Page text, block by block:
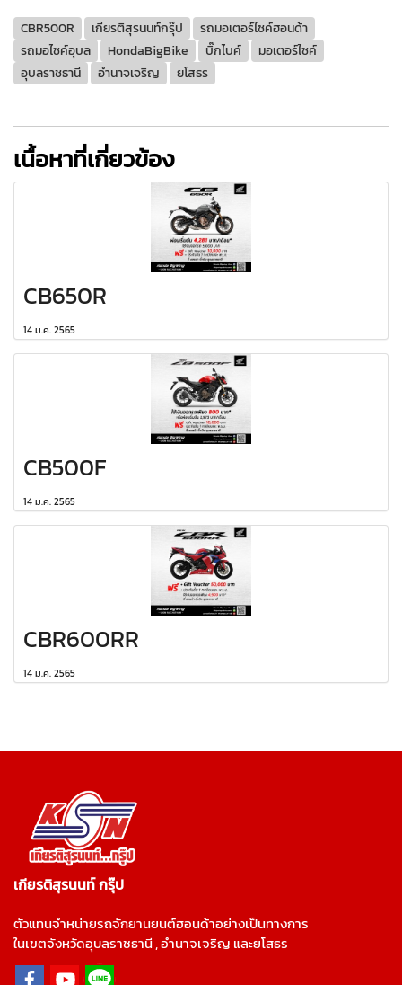
CBR500R เกียรติสุรนนท์กรุ๊ป
รถมอเตอร์ไซค์ฮอนด้า
รถมอไซค์อุบล
HondaBigBike บิ๊กไบค์
มอเตอร์ไซค์
อุบลราชธานี
อำนาจเจริญ ยโสธร
เนื้อหาที่เกี่ยวข้อง
CB650R
14 ม.ค. 2565
CB500F
14 ม.ค. 2565
CBR600RR
14 ม.ค. 2565
เกียรติสุรนนท์ กรุ๊ป
ตัวแทนจำหน่ายรถจักยานยนต์ฮอนด้าอย่างเป็นทางการ
ในเขตจังหวัดอุบลราชธานี , อำนาจเจริญ และยโสธร